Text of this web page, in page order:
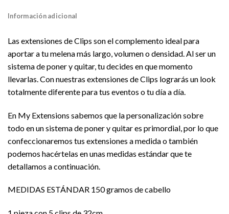
Información adicional
Las extensiones de Clips son el complemento ideal para
aportar a tu melena más largo, volumen o densidad. Al ser un
sistema de poner y quitar, tu decides en que momento
llevarlas. Con nuestras extensiones de Clips lograrás un look
totalmente diferente para tus eventos o tu día a día.
En My Extensions sabemos que la personalización sobre
todo en un sistema de poner y quitar es primordial, por lo que
confeccionaremos tus extensiones a medida o también
podemos hacértelas en unas medidas estándar que te
detallamos a continuación.
MEDIDAS ESTÁNDAR 150 gramos de cabello